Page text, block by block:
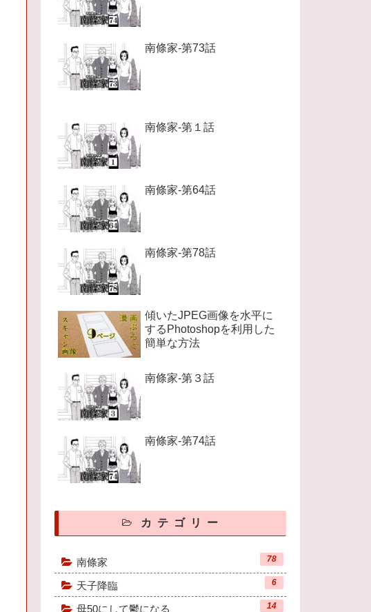
南條家-第73話
南條家-第１話
南條家-第64話
南條家-第78話
傾いたJPEG画像を水平に
するPhotoshopを利用した
簡単な方法
南條家-第３話
南條家-第74話
カテゴリー
南條家 78
天子降臨 6
母50にして鬱になる 14